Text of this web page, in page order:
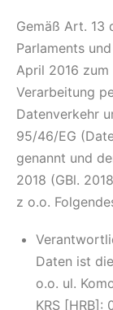
Gemäß Art. 13
Parlaments
April 2016
Verarbeitung
Datenverkehr
95/46/EG
genannt und
2018 (GBl.
z o.o.
Daten ist
o.o. ul.
KRS [HRB]: